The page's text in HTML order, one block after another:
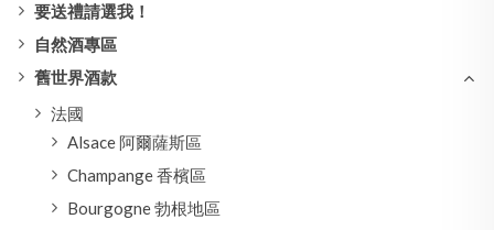
要送禮請選我！
自然酒專區
舊世界酒款
法國
Alsace 阿爾薩斯區
Champange 香檳區
Bourgogne 勃根地區